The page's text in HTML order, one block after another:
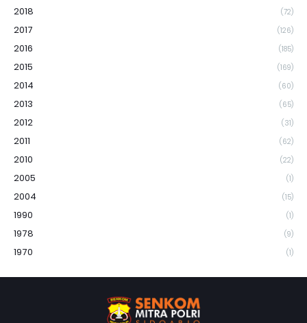
2018 (72)
2017 (126)
2016 (185)
2015 (169)
2014 (60)
2013 (65)
2012 (31)
2011 (62)
2010 (22)
2005 (1)
2004 (15)
1990 (1)
1978 (9)
1970 (1)